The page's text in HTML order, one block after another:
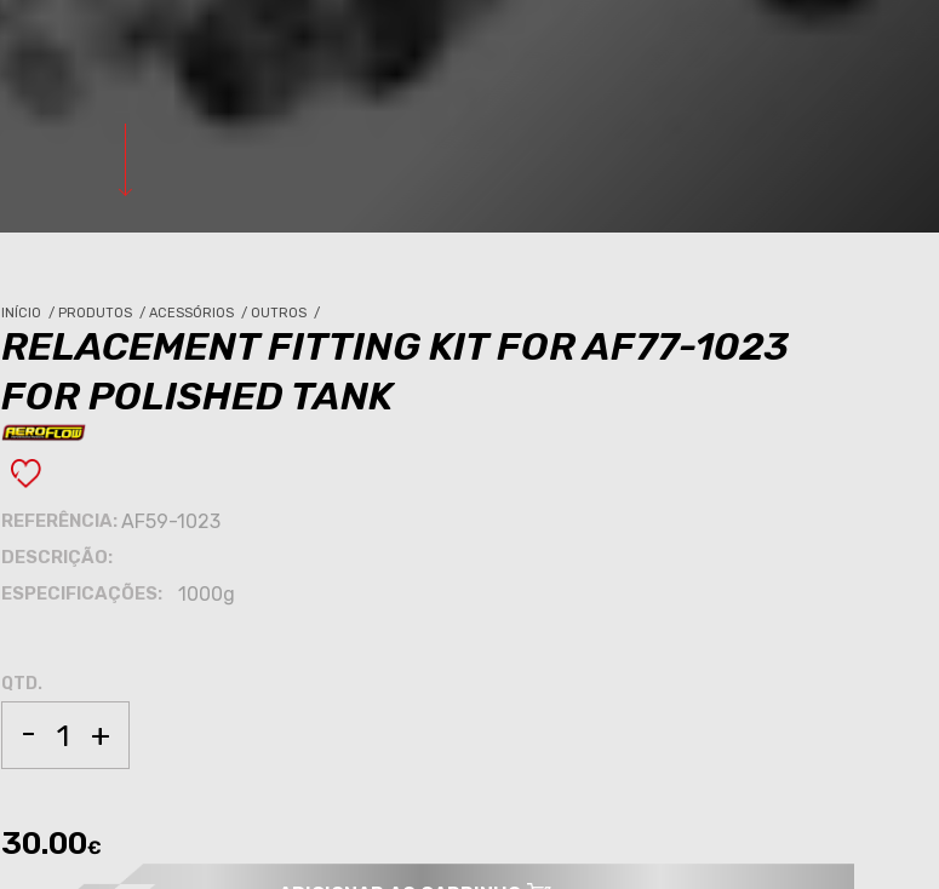
INÍCIO / PRODUTOS / ACESSÓRIOS / OUTROS /
RELACEMENT FITTING KIT FOR AF77-1023
FOR POLISHED TANK
REFERÊNCIA: AF59-1023
DESCRIÇÃO:
ESPECIFICAÇÕES:
1000g
QTD.
- +
30.00€